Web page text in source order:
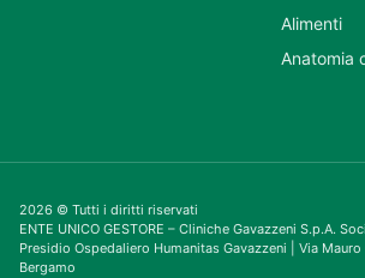
Alimenti
Anatomia
2026 © Tutti i diritti riservati
ENTE UNICO GESTORE – Cliniche Gavazzeni S.p.A.
Presidio Ospedaliero Humanitas Gavazzeni | Via Mauro
Bergamo